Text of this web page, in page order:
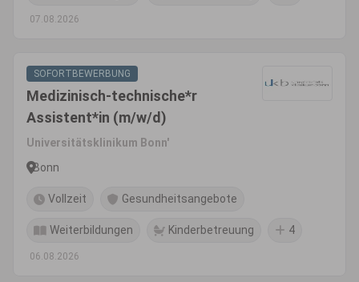
07.08.2026
SOFORTBEWERBUNG
Medizinisch-technische*r
Assistent*in (m/w/d)
Universitätsklinikum Bonn'
Bonn
Vollzeit Gesundheitsangebote
Weiterbildungen Kinderbetreuung 4
06.08.2026